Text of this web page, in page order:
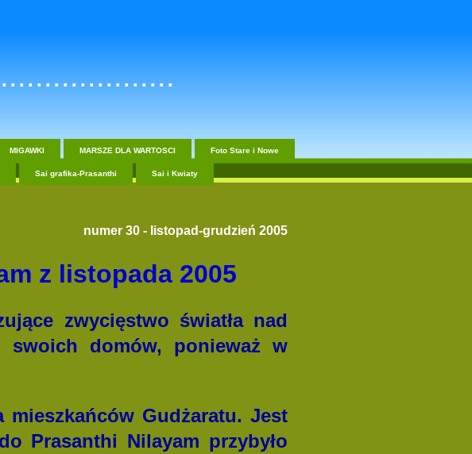
MIGAWKI MARSZE DLA WARTOSCI Foto Stare i Nowe
Sai grafika-Prasanthi Sai i Kwiaty
numer 30 - listopad-grudzień 2005
z listopada 2005
zwycięstwo światła nad
swoich domów, ponieważ w
Gudżaratu. Jest
Prasanthi Nilayam przybyło